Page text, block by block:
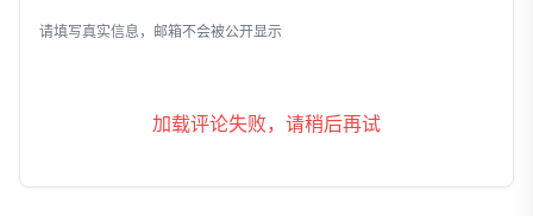
请填写真实信息，邮箱不会被公开显示
加载评论失败，请稍后再试